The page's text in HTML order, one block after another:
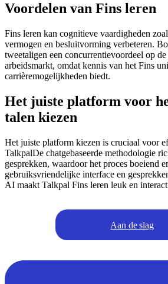
Voordelen van Fins leren
Fins leren kan cognitieve vaardigheden
vermogen en besluitvorming verbeteren.
tweetaligen een concurrentievoordeel op
arbeidsmarkt, omdat kennis van het Fins
carrièremogelijkheden biedt.
Het juiste platform voor
talen kiezen
Het juiste platform kiezen is cruciaal voor
TalkpalDe chatgebaseerde methodologie
gesprekken, waardoor het proces boeiend
gebruiksvriendelijke interface en
AI maakt Talkpal Fins leren leuk en
Aan de slag